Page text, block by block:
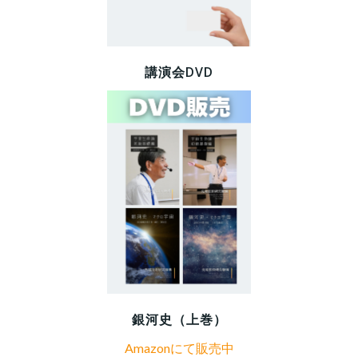
ン
講演会DVD
銀河史（上巻）
Amazonにて販売中